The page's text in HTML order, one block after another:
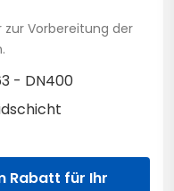
zur Vorbereitung der
- DN400
Rabatt für Ihr